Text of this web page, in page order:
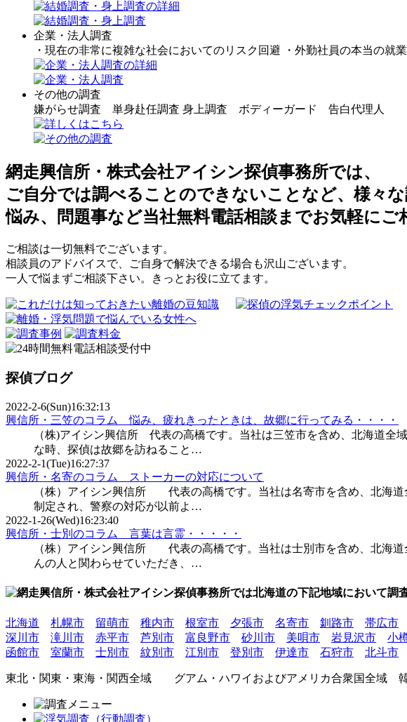
企業・法人調査
・現在の非常に複雑な社会においてのリスク回避 ・外勤社員の本当の就
その他の調査
嫌がらせ調査 単身赴任調査 身上調査 ボディーガード 告白代理人
網走興信所・株式会社アイシン探偵事務所では、
ご自分では調べることのできないことなど、様々な
悩み、問題事など当社無料電話相談までお気軽にご
ご相談は一切無料でございます。
相談員のアドバイスで、ご自身で解決できる場合も沢山ございます。
一人で悩まずご相談下さい。きっとお役に立てます。
探偵ブログ
2022-2-6(Sun)16:32:13
興信所・三笠のコラム 悩み、疲れきったときは、故郷に行ってみる・・・・
（株)アイシン興信所 代表の高橋です。当社は三笠市を含め、北海道全
な時、探偵は故郷を訪ねること…
2022-2-1(Tue)16:27:37
興信所・名寄のコラム ストーカーの対応について
（株）アイシン興信所 代表の高橋です。当社は名寄市を含め、北海道
制定され、警察の対応が以前よ…
2022-1-26(Wed)16:23:40
興信所・士別のコラム 言葉は言霊・・・・・
（株）アイシン興信所 代表の高橋です。当社は士別市を含め、北海道
んの人と関わらせていただき、…
北海道 札幌市 留萌市 稚内市 根室市 夕張市 名寄市 釧路市 帯広市
深川市
滝川市 赤平市 芦別市 富良野市 砂川市 美唄市 岩見沢市 小
函館市
室蘭市 士別市 紋別市 江別市 登別市 伊達市 石狩市 北斗市
東北・関東・東海・関西全域 グアム・ハワイおよびアメリカ合衆国全域